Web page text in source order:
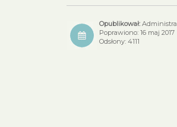
Poprawiono: 16 maj 2017
Odsłony: 4111